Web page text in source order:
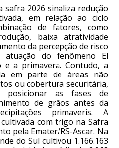
2026 sinaliza redução
em relação ao ciclo
de fatores, como
baixa atratividade
da percepção de risco
atuação do fenômeno El
a primavera. Contudo, a
em parte de áreas não
ou cobertura securitária,
posicionar as fases de
de grãos antes da
primaveris. A
com trigo na Safra
pela Emater/RS-Ascar. Na
do Sul cultivou 1.166.163